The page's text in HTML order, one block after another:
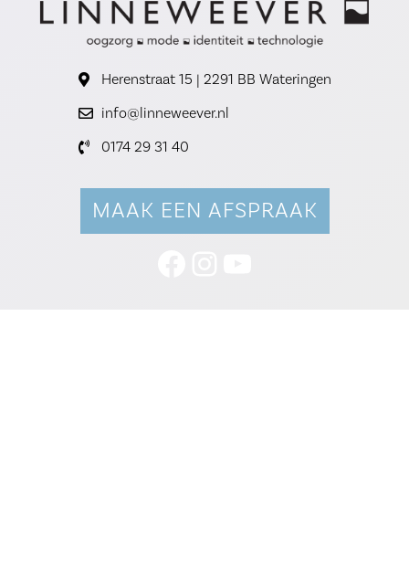
Herenstraat 15 | 2291 BB Wateringen
info@linneweever.nl
0174 29 31 40
MAAK EEN AFSPRAAK